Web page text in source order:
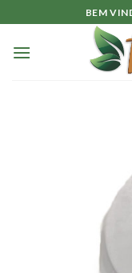
to
content
BEM